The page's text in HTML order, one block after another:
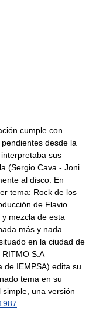
cumple con
desde la
sus
(Sergio Cava - Joni
al disco. En
tema: Rock de los
de Flavio
mezcla de esta
más y nada
en la ciudad de
RITMO S.A
de IEMPSA) edita su
tema en su
una versión